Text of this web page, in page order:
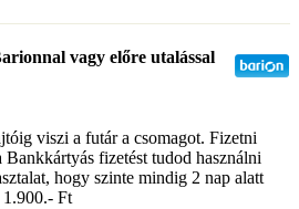
vagy előre utalással
viszi a futár a csomagot. Fizetni
Bankkártyás fizetést tudod használni
hogy szinte mindig 2 nap alatt
Ft